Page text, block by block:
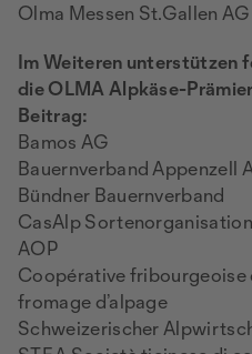
Olma Messen St.Gallen AG
Im Weiteren unterstützen
die OLMA Alpkäse-
Beitrag:
Bamos AG
Bauernverband Appenzell
Bündner Bauernverband
CasAlp
AOP
Coopérative fribourgeoise
fromage d’alpage
Schweizerischer